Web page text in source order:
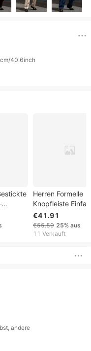
40.6inch
mit
Hose
Herren Formelle
Knopfleiste
Locker Gerade
Bequeme
Alltagsmode Hose
€41.91
€55.59 25% aus
11 Verkauft
andere